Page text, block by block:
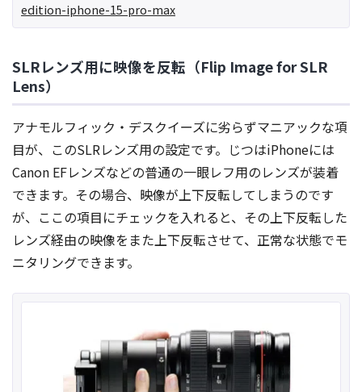
edition-iphone-15-pro-max
SLRレンズ用に映像を反転（Flip Image for SLR
Lens）
アナモルフィック・デスクイーズに劣らずマニアックな項
目が、このSLRレンズ用の設定です。じつはiPhoneには
Canon EFレンズなどの普通の一眼レフ用のレンズが装着
できます。その場合、映像が上下反転してしまうのです
が、ここの項目にチェックを入れると、その上下反転した
レンズ経由の映像をまた上下反転させて、正常な状態でモ
ニタリングできます。